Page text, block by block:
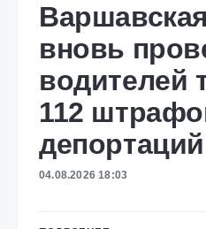
вновь
водителей
112
депортаций
04.08.2026 18:03